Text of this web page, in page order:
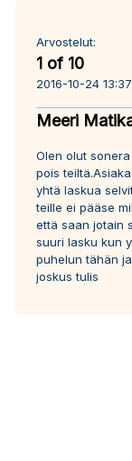
Arvostelut:
1 of 10
2016-10-24 13:37
Meeri
Olen olut
pois
yhtä laskua
teille ei pääse
että saan jotain
suuri lasku kun
puhelun tähän
joskus tulis